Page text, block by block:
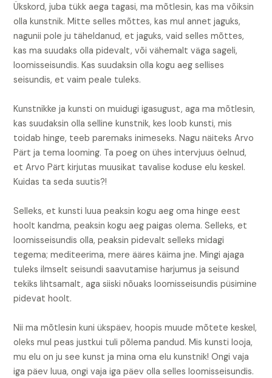
Ükskord, juba tükk aega tagasi, ma mõtlesin, kas ma võiksin
olla kunstnik.Mitte selles mõttes, kas mul annet jaguks,
nagunii pole ju täheldanud, et jaguks, vaid selles mõttes,
kas ma suudaks olla pidevalt, või vähemalt väga sageli,
loomisseisundis. Kas suudaksin olla kogu aeg sellises
seisundis, et vaim peale tuleks.
Kunstnikke ja kunsti on muidugi igasugust, aga ma mõtlesin,
kas suudaksin olla selline kunstnik, kes loob kunsti, mis
toidab hinge, teeb paremaks inimeseks. Nagu näiteks Arvo
Pärt ja tema looming. Ta poeg on ühes intervjuus öelnud,
et Arvo Pärt kirjutas muusikat tavalise koduse elu keskel.
Kuidas ta seda suutis?!
Selleks, et kunsti luua peaksin kogu aeg oma hinge eest
hoolt kandma, peaksin kogu aeg paigas olema. Selleks, et
loomisseisundis olla, peaksin pidevalt selleks midagi
tegema; mediteerima, mere ääres käima jne. Mingi ajaga
tuleks ilmselt seisundi saavutamise harjumus ja seisund
tekiks lihtsamalt, aga siiski nõuaks loomisseisundis püsimine
pidevat hoolt.
Nii ma mõtlesin kuni ükspäev, hoopis muude mõtete keskel,
oleks mul peas justkui tuli põlema pandud. Mis kunsti looja,
mu elu on ju see kunst ja mina oma elu kunstnik! Ongi vaja
iga päev luua, ongi vaja iga päev olla selles loomisseisundis.